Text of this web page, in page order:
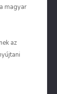
magyar
az